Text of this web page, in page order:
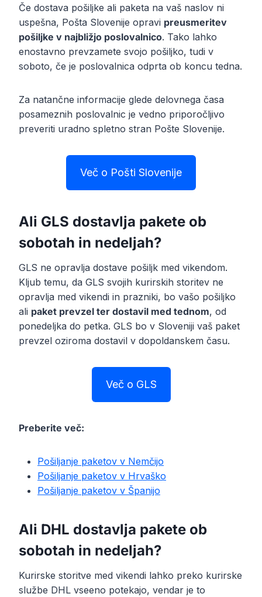
Če dostava pošiljke ali paketa na vaš naslov ni
uspešna, Pošta Slovenije opravi preusmeritev
pošiljke v najbližjo poslovalnico. Tako lahko
enostavno prevzamete svojo pošiljko, tudi v
soboto, če je poslovalnica odprta ob koncu tedna.
Za natančne informacije glede delovnega časa
posameznih poslovalnic je vedno priporočljivo
preveriti uradno spletno stran Pošte Slovenije.
Več o Pošti Slovenije
Ali GLS dostavlja pakete ob
sobotah in nedeljah?
GLS ne opravlja dostave pošiljk med vikendom.
Kljub temu, da GLS svojih kurirskih storitev ne
opravlja med vikendi in prazniki, bo vašo pošiljko
ali paket prevzel ter dostavil med tednom, od
ponedeljka do petka. GLS bo v Sloveniji vaš paket
prevzel oziroma dostavil v dopoldanskem času.
Več o GLS
Preberite več:
Pošiljanje paketov v Nemčijo
Pošiljanje paketov v Hrvaško
Pošiljanje paketov v Španijo
Ali DHL dostavlja pakete ob
sobotah in nedeljah?
Kurirske storitve med vikendi lahko preko kurirske
službe DHL vseeno potekajo, vendar je to